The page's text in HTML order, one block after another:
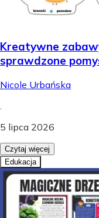
Kreatywne
sprawdzone
Nicole Urbańska
5 lipca 2026
Czytaj więcej
Edukacja